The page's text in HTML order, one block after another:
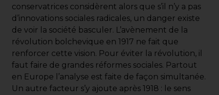
conservatrices considèrent alors que s’il n’y a pas
d’innovations sociales radicales, un danger existe
de voir la société basculer. L’avènement de la
révolution bolchevique en 1917 ne fait que
renforcer cette vision. Pour éviter la révolution, il
faut faire de grandes réformes sociales. Partout
en Europe l’analyse est faite de façon simultanée.
Un autre facteur s’y ajoute après 1918 : le sens